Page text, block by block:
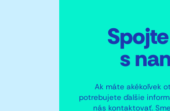
s
Ak máte akékoľvek
potrebujete ďalšie
nás kontaktovať.